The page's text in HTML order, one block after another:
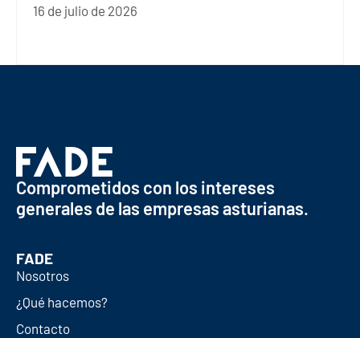
16 de julio de 2026
Comprometidos con los intereses
generales de las empresas asturianas.
FADE
Nosotros
¿Qué hacemos?
Contacto